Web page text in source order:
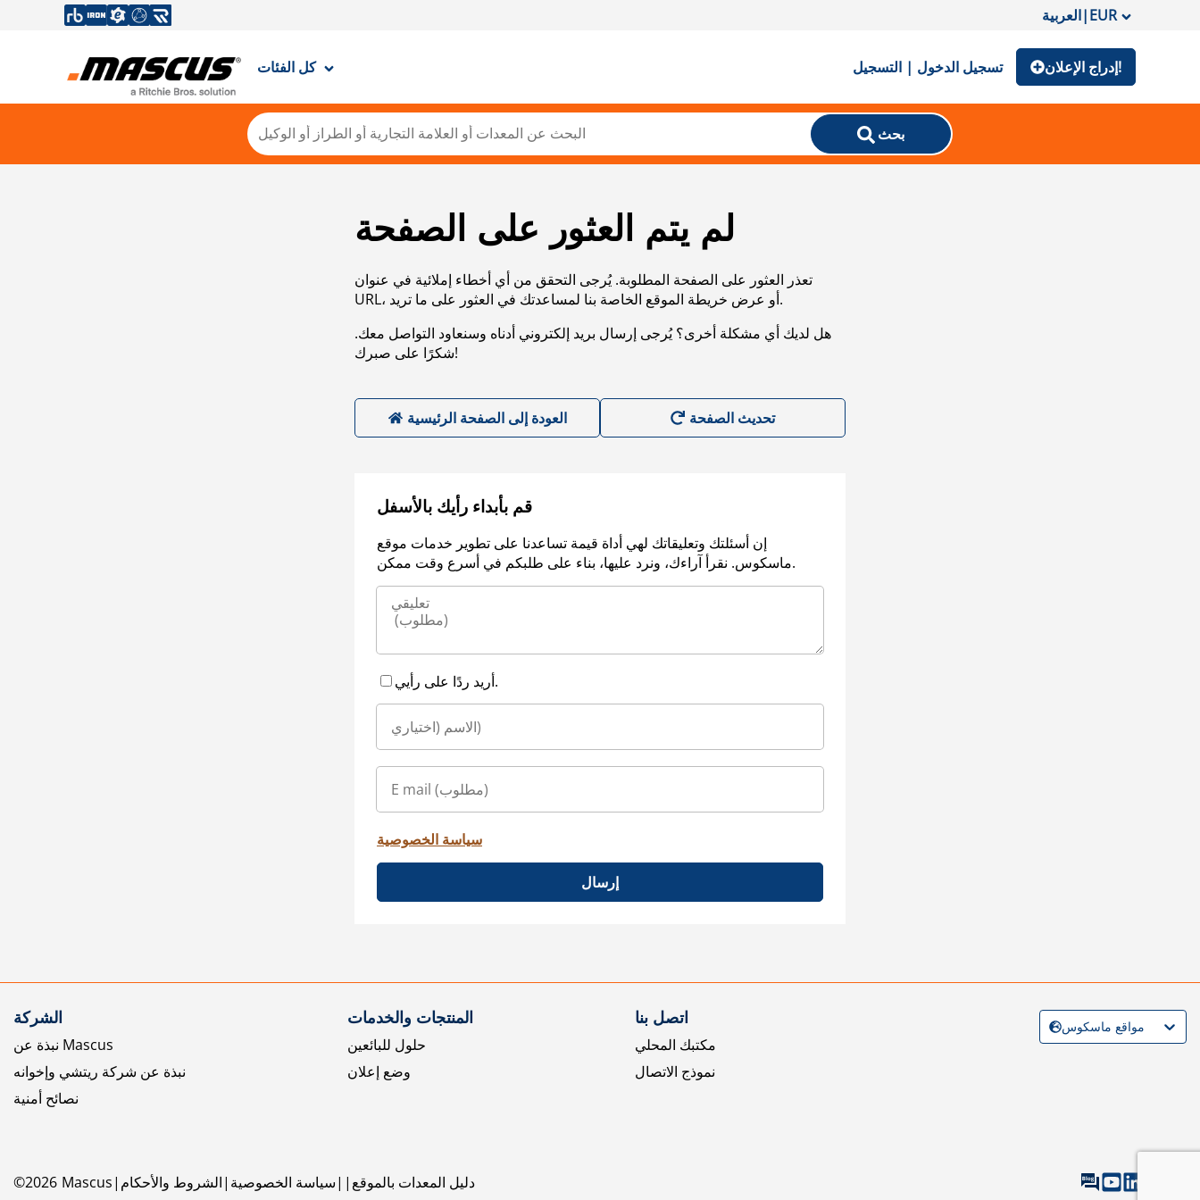
العربية|EUR
كل الفئات تسجيل الدخول | التسجيل إدراج الإعلان!
بحث
لم يتم العثور على الصفحة
تعذر العثور على الصفحة المطلوبة. يُرجى التحقق من أي أخطاء إملائية في عنوان
URL، أو عرض خريطة الموقع الخاصة بنا لمساعدتك في العثور على ما تريد.
هل لديك أي مشكلة أخرى؟ يُرجى إرسال بريد إلكتروني أدناه وسنعاود التواصل معك.
شكرًا على صبرك!
العودة إلى الصفحة الرئيسية
قم بأبداء رأيك بالأسفل
إن أسئلتك وتعليقاتك لهي أداة قيمة تساعدنا على تطوير خدمات موقع
ماسكوس. نقرأ آراءك، ونرد عليها، بناء على طلبكم في أسرع وقت ممكن.
أريد ردًا على رأيي.
سياسة الخصوصية
إرسال
الشركة
نبذة عن Mascus
نبذة عن شركة ريتشي وإخوانه
نصائح أمنية
المنتجات والخدمات
حلول للبائعين
وضع إعلان
اتصل بنا
مكتبك المحلي
نموذج الاتصال
©2026 Mascus الشروط والأحكام سياسة الخصوصية دليل المعدات بالموقع
مواقع ماسكوس